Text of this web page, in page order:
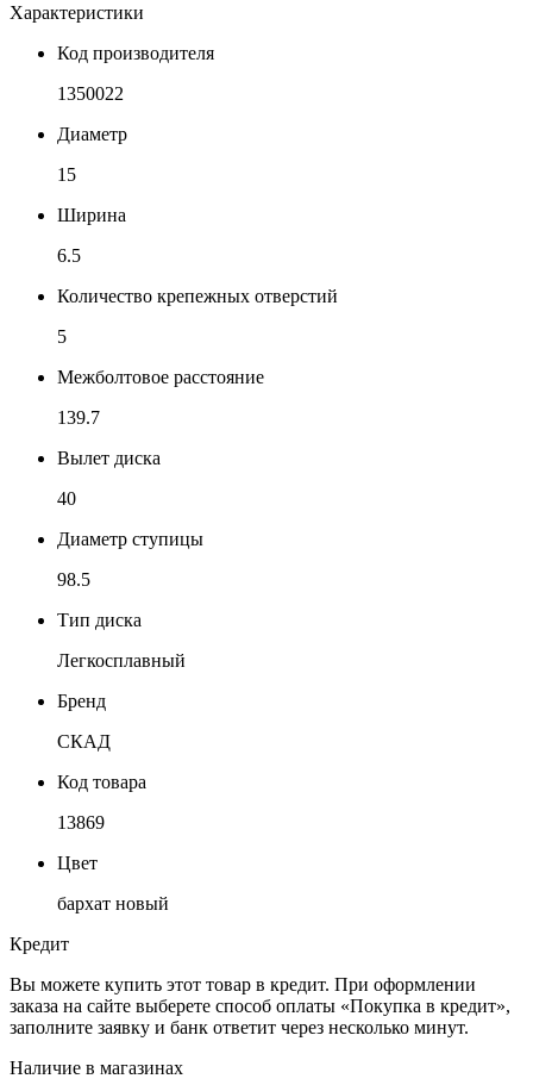
Характеристики
Код производителя
1350022
Диаметр
15
Ширина
6.5
Количество крепежных отверстий
5
Межболтовое расстояние
139.7
Вылет диска
40
Диаметр ступицы
98.5
Тип диска
Легкосплавный
Бренд
СКАД
Код товара
13869
Цвет
бархат новый
Кредит
Вы можете купить этот товар в кредит. При оформлении
заказа на сайте выберете способ оплаты «Покупка в кредит»,
заполните заявку и банк ответит через несколько минут.
Наличие в магазинах